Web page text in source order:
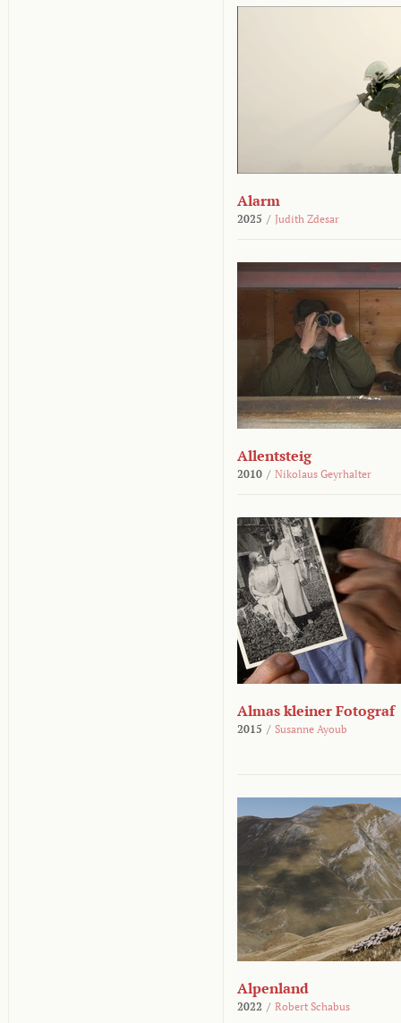
Alarm
2025 / Judith Zdesar
Allentsteig
2010 / Nikolaus Geyrhalter
Almas kleiner Fotograf
2015 / Susanne Ayoub
Alpenland
2022 / Robert Schabus